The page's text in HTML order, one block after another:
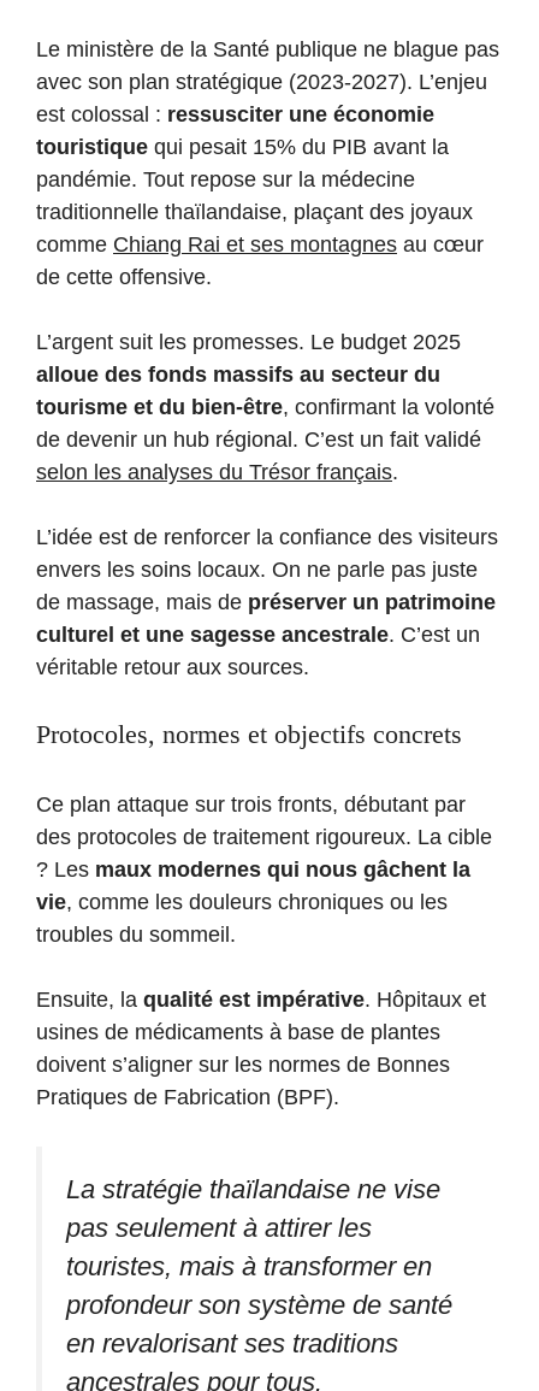
Le ministère de la Santé publique ne blague pas
avec son plan stratégique (2023-2027). L’enjeu
est colossal : ressusciter une économie
touristique qui pesait 15% du PIB avant la
pandémie. Tout repose sur la médecine
traditionnelle thaïlandaise, plaçant des joyaux
comme Chiang Rai et ses montagnes au cœur
de cette offensive.
L’argent suit les promesses. Le budget 2025
alloue des fonds massifs au secteur du
tourisme et du bien-être, confirmant la volonté
de devenir un hub régional. C’est un fait validé
selon les analyses du Trésor français.
L’idée est de renforcer la confiance des visiteurs
envers les soins locaux. On ne parle pas juste
de massage, mais de préserver un patrimoine
culturel et une sagesse ancestrale. C’est un
véritable retour aux sources.
Protocoles, normes et objectifs concrets
Ce plan attaque sur trois fronts, débutant par
des protocoles de traitement rigoureux. La cible
? Les maux modernes qui nous gâchent la
vie, comme les douleurs chroniques ou les
troubles du sommeil.
Ensuite, la qualité est impérative. Hôpitaux et
usines de médicaments à base de plantes
doivent s’aligner sur les normes de Bonnes
Pratiques de Fabrication (BPF).
La stratégie thaïlandaise ne vise
pas seulement à attirer les
touristes, mais à transformer en
profondeur son système de santé
en revalorisant ses traditions
ancestrales pour tous.